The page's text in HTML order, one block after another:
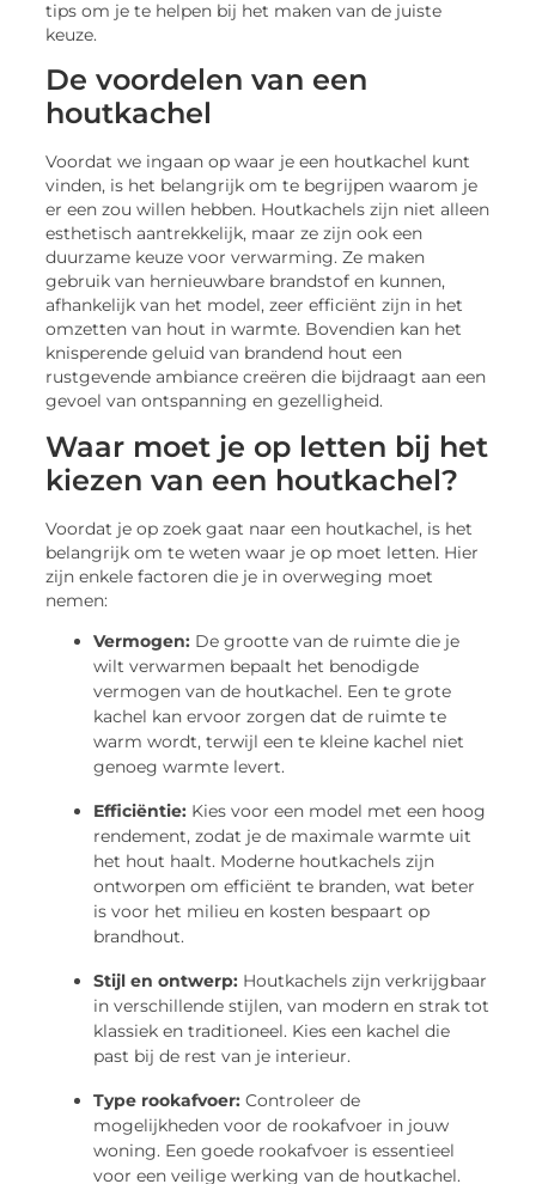
tips om je te helpen bij het maken van de juiste
keuze.
De voordelen van een
houtkachel
Voordat we ingaan op waar je een houtkachel kunt
vinden, is het belangrijk om te begrijpen waarom je
er een zou willen hebben. Houtkachels zijn niet alleen
esthetisch aantrekkelijk, maar ze zijn ook een
duurzame keuze voor verwarming. Ze maken
gebruik van hernieuwbare brandstof en kunnen,
afhankelijk van het model, zeer efficiënt zijn in het
omzetten van hout in warmte. Bovendien kan het
knisperende geluid van brandend hout een
rustgevende ambiance creëren die bijdraagt aan een
gevoel van ontspanning en gezelligheid.
Waar moet je op letten bij het
kiezen van een houtkachel?
Voordat je op zoek gaat naar een houtkachel, is het
belangrijk om te weten waar je op moet letten. Hier
zijn enkele factoren die je in overweging moet
nemen:
Vermogen: De grootte van de ruimte die je
wilt verwarmen bepaalt het benodigde
vermogen van de houtkachel. Een te grote
kachel kan ervoor zorgen dat de ruimte te
warm wordt, terwijl een te kleine kachel niet
genoeg warmte levert.
Efficiëntie: Kies voor een model met een hoog
rendement, zodat je de maximale warmte uit
het hout haalt. Moderne houtkachels zijn
ontworpen om efficiënt te branden, wat beter
is voor het milieu en kosten bespaart op
brandhout.
Stijl en ontwerp: Houtkachels zijn verkrijgbaar
in verschillende stijlen, van modern en strak tot
klassiek en traditioneel. Kies een kachel die
past bij de rest van je interieur.
Type rookafvoer: Controleer de
mogelijkheden voor de rookafvoer in jouw
woning. Een goede rookafvoer is essentieel
voor een veilige werking van de houtkachel.